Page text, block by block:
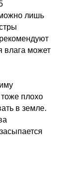
лишь
влага может
плохо
в земле.